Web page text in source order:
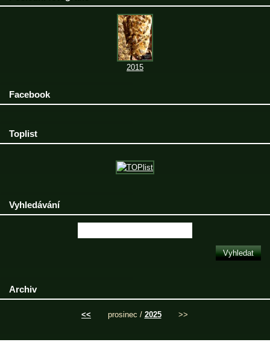
2015
Facebook
Toplist
Vyhledávání
Archiv
<< prosinec / 2025 >>